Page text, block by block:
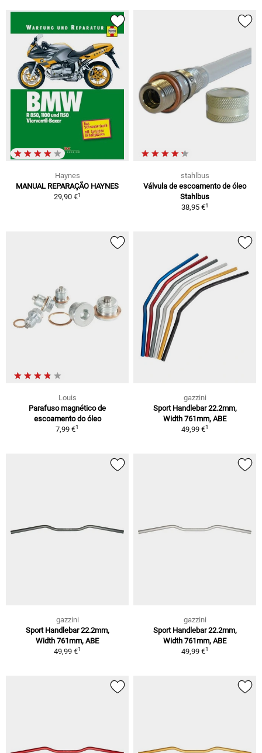
Haynes
MANUAL REPARAÇÃO HAYNES
29,90 €1
stahlbus
Válvula de escoamento de óleo
Stahlbus
38,95 €1
Louis
Parafuso magnético de
escoamento do óleo
7,99 €1
gazzini
Sport Handlebar 22.2mm,
Width 761mm, ABE
49,99 €1
gazzini
Sport Handlebar 22.2mm,
Width 761mm, ABE
49,99 €1
gazzini
Sport Handlebar 22.2mm,
Width 761mm, ABE
49,99 €1